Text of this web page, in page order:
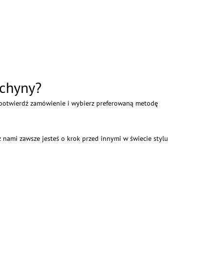
zamówienie i wybierz preferowaną metodę
zawsze jesteś o krok przed innymi w świecie stylu